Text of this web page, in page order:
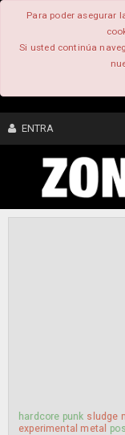
Para poder asegurar
Si usted continúa
ENTRA
CONTENIDO
hardcore punk sludge
experimental metal